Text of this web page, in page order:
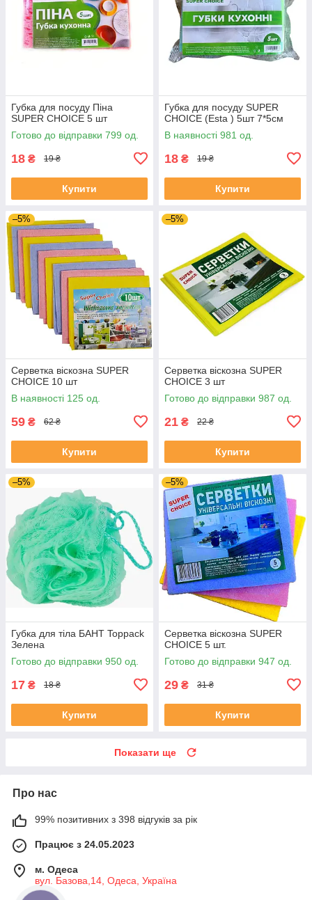
Губка для посуду Піна
SUPER CHOICE 5 шт
Готово до відправки 799 од.
18 ₴ 19 ₴
Купити
Губка для посуду SUPER
CHOICE (Esta ) 5шт 7*5см
В наявності 981 од.
18 ₴ 19 ₴
Купити
–5%
Серветка віскозна SUPER
CHOICE 10 шт
В наявності 125 од.
59 ₴ 62 ₴
Купити
–5%
Серветка віскозна SUPER
CHOICE 3 шт
Готово до відправки 987 од.
21 ₴ 22 ₴
Купити
–5%
Губка для тіла БАНТ Toppack
Зелена
Готово до відправки 950 од.
17 ₴ 18 ₴
Купити
–5%
Серветка віскозна SUPER
CHOICE 5 шт.
Готово до відправки 947 од.
29 ₴ 31 ₴
Купити
Показати ще
Про нас
99% позитивних з 398 відгуків за рік
Працює з 24.05.2023
м. Одеса
вул. Базова,14, Одеса, Україна